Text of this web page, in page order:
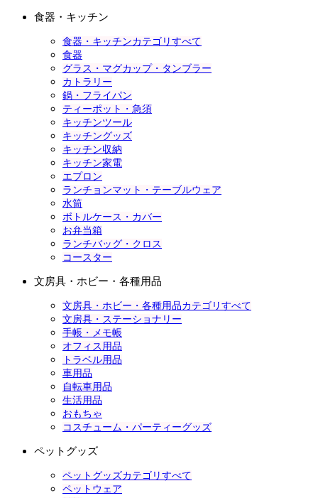
食器・キッチン
食器・キッチンカテゴリすべて
食器
グラス・マグカップ・タンブラー
カトラリー
鍋・フライパン
ティーポット・急須
キッチンツール
キッチングッズ
キッチン収納
キッチン家電
エプロン
ランチョンマット・テーブルウェア
水筒
ボトルケース・カバー
お弁当箱
ランチバッグ・クロス
コースター
文房具・ホビー・各種用品
文房具・ホビー・各種用品カテゴリすべて
文房具・ステーショナリー
手帳・メモ帳
オフィス用品
トラベル用品
車用品
自転車用品
生活用品
おもちゃ
コスチューム・パーティーグッズ
ペットグッズ
ペットグッズカテゴリすべて
ペットウェア